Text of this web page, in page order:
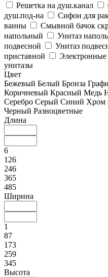
Решетка на душ.канал
душ.под-на
Сифон для
ванны
Смывной бачок
напольный
Унитаз
подвесной
Унитаз
приставной
унитазы
Цвет
Бежевый Белый Бронза
Коричневый Красный Медь
Серебро Серый Синий Хром
Черный Разноцветные
Длина
6
126
246
365
485
Ширина
1
87
173
259
345
Высота